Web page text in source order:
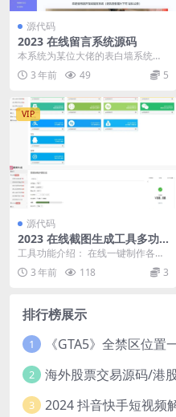
源代码
2023 在线留言系统源码
本系统为某位大佬的表白墙系统二
开，嘎嘎简单，仅做了很简单的改
变 改成了留言墙了
3 年前 49 5
VIP
源代码
2023 在线截图生成工具多功
能系统html源码 可二开
工具功能介绍： 在线一键制作各种
截图生成，包含生成功能：微信对
话、微信领取红包、...
3 年前 118 3
排行榜展示
1 《GTA5》全禁区位置
2
3 2024 抖音快手短视频